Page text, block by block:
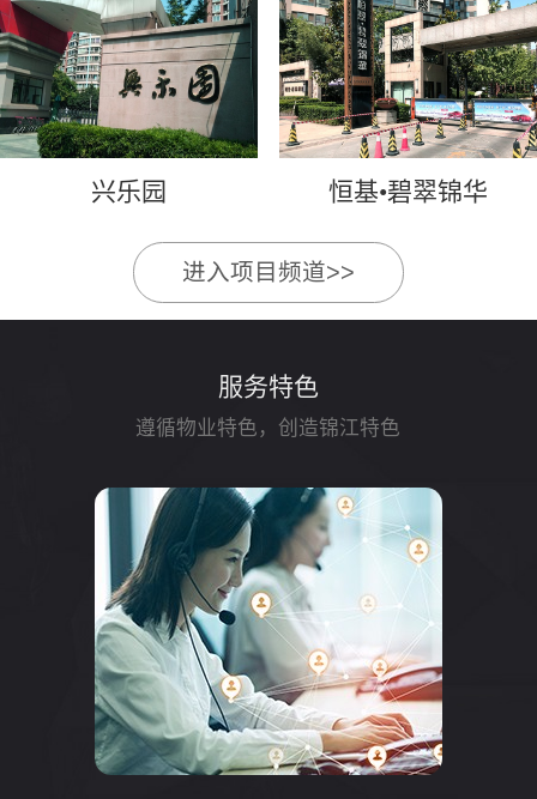
兴乐园 恒基•碧翠锦华
进入项目频道>>
服务特色
遵循物业特色，创造锦江特色